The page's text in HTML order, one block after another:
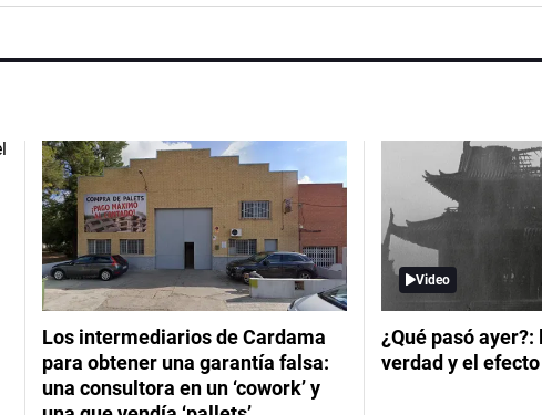
Los intermediarios de Cardama
para obtener una garantía falsa:
una consultora en un ‘cowork’ y
Video
¿Qué pasó
verdad y el